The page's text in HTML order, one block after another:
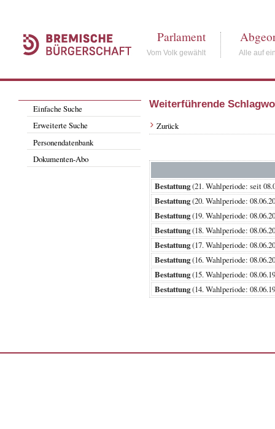
Parlament
Vom Volk gewählt Alle auf
Einfache Suche
Erweiterte Suche
Personendatenbank
Dokumenten-Abo
Weiterführende
Zurück
Bestattung(21. Wahlperiode:
Bestattung(20. Wahlperiode:
Bestattung(19. Wahlperiode:
Bestattung(18. Wahlperiode:
Bestattung(17. Wahlperiode:
Bestattung(16. Wahlperiode:
Bestattung(15. Wahlperiode:
Bestattung(14. Wahlperiode: